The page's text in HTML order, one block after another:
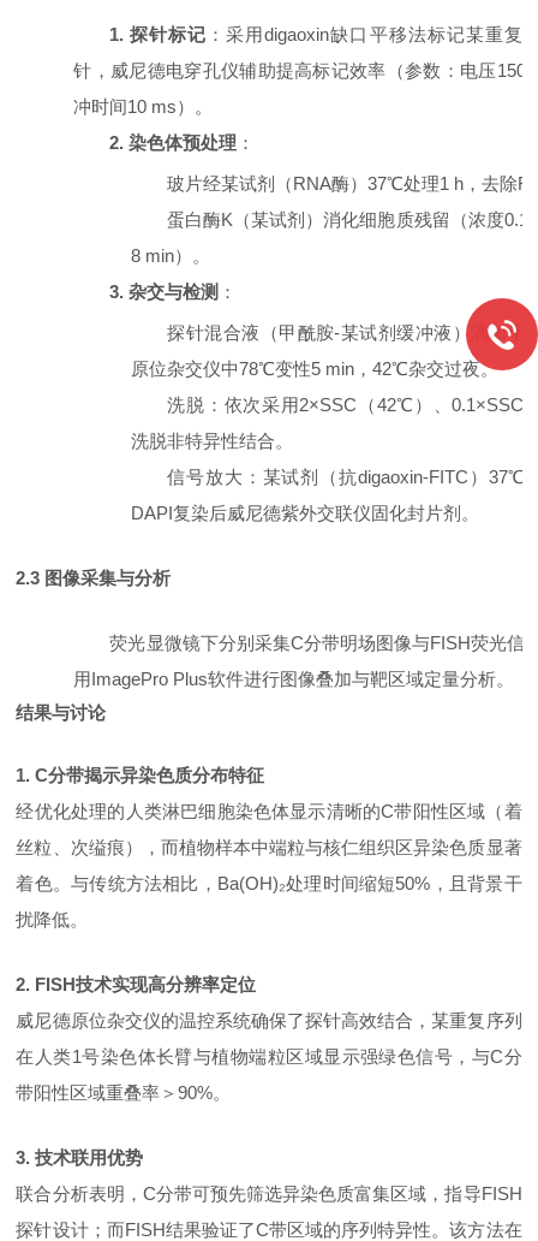
1. 探针标记 ：采用digaoxin缺口平移法标记某重复
针，威尼德电穿孔仪辅助提高标记效率（参数：电压150
冲时间10 ms）。
2. 染色体预处理 ：
玻片经某试剂（RNA酶）37℃处理1 h，去除
蛋白酶K（某试剂）消化细胞质残留（浓度
8 min）。
3. 杂交与检测 ：
探针混合液（甲酰胺-某试剂缓冲液）滴加于
原位杂交仪中78℃变性5 min，42℃杂交过夜。
洗脱：依次采用2×SSC（42℃）、0.1×SSC
洗脱非特异性结合。
信号放大：某试剂（抗digaoxin-FITC）37℃
DAPI复染后威尼德紫外交联仪固化封片剂。
2.3 图像采集与分析
荧光显微镜下分别采集C分带明场图像与FISH荧光信
用ImagePro Plus软件进行图像叠加与靶区域定量分析。
结果与讨论
1. C分带揭示异染色质分布特征
经优化处理的人类淋巴细胞染色体显示清晰的C带阳性区域（着
丝粒、次缢痕），而植物样本中端粒与核仁组织区异染色质显著
着色。与传统方法相比，Ba(OH)₂处理时间缩短50%，且背景干
扰降低。
2. FISH技术实现高分辨率定位
威尼德原位杂交仪的温控系统确保了探针高效结合，某重复序列
在人类1号染色体长臂与植物端粒区域显示强绿色信号，与C分
带阳性区域重叠率＞90%。
3. 技术联用优势
联合分析表明， C分带可预先筛选异染色质富集区域，指导FISH
探针设计；而FISH结果验证了C带区域的序列特异性。该方法在